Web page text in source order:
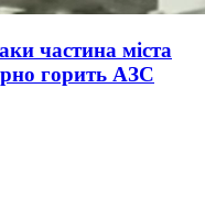
частина міста
горить АЗС